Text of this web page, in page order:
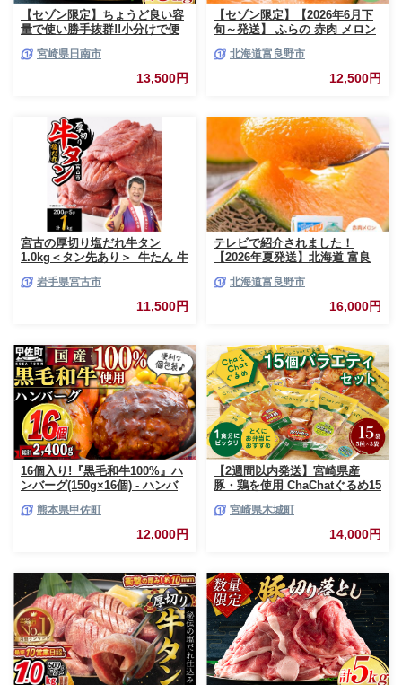
【セゾン限定】ちょうど良い容
量で使い勝手抜群!!小分けで便
3kg お肉 豚肉 ポーク 国産 小分
け 真空パック 個包装 万能食材
おすすめ おかず 食品 炒め物 お
ぶ 焼肉 お祝い 記念日 ギフト
贈り物 贈答 プレゼント おすそ
分け 宮崎県 日南市 送料無料
_BCV1-24
宮崎県日南市
13,500円
【セゾン限定】【2026年6月下
旬～発送】 ふらの 赤肉 メロン
市 (相馬農園) メロン フルーツ
果物 新鮮 甘い 贈り物 ギフト
道産 ジューシー おやつ ふらの
北海道富良野市
12,500円
宮古の厚切り塩だれ牛タン
1.0kg＜タン先あり＞_牛たん 牛
厚切り牛タン【1181948】
岩手県宮古市
11,500円
テレビで紹介されました！
【2026年夏発送】北海道 富良
上 大玉サイズ メロン
北海道富良野市
16,000円
16個入り!『黒毛和牛100%』ハ
ンバーグ(150g×16個) - ハンバ
個包装 小分け 人気 牛肉100%
黒毛和牛 冷凍 国産 おすすめ ラ
ンキング 和牛 お取り寄せ 焼く
産牛 総菜 甲佐町【価格改定】X
熊本県甲佐町
12,000円
【2週間以内発送】宮崎県産
豚・鶏を使用 ChaChatぐるめ15
_K16_0040_4
宮崎県木城町
14,000円